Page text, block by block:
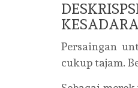
Persaingan
cukup tajam.